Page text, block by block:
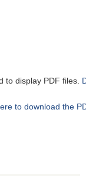
to display PDF files.
to download the